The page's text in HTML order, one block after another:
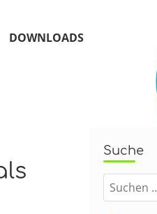
DOWNLOADS
Suche